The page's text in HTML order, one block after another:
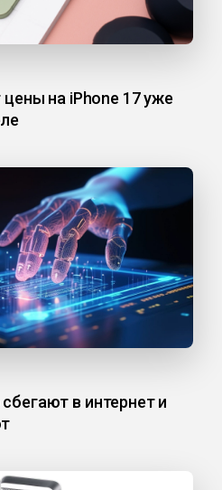
на iPhone 17 уже
в интернет и